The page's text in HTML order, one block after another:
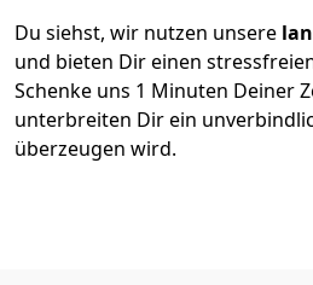
Du siehst, wir nutzen unsere
und bieten Dir einen
Schenke uns 1 Minuten Deiner
unterbreiten Dir ein
überzeugen wird.